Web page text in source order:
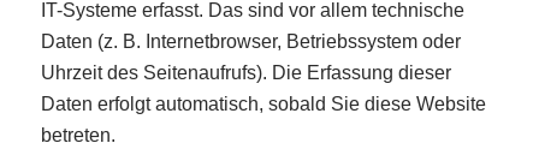
IT-Systeme erfasst. Das sind vor allem technische
Daten (z. B. Internetbrowser, Betriebssystem oder
Uhrzeit des Seitenaufrufs). Die Erfassung dieser
Daten erfolgt automatisch, sobald Sie diese Website
betreten.